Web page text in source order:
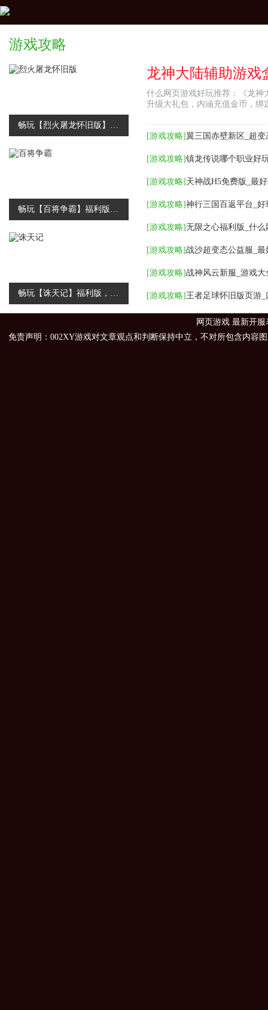
游戏攻略
畅玩【烈火屠龙怀旧版】福利版，免费福利送不停
畅玩【百将争霸】福利版，免费福利送不停
畅玩【诛天记】福利版，免费福利送不停
什么网页游戏好玩推荐：《龙神
升级大礼包，内涵充值金币，
[游戏攻略]翼三国赤壁新区_超
[游戏攻略]镇龙传说哪个职业好
[游戏攻略] 天神战H5免费版_最
[游戏攻略]神行三国百返平台_
[游戏攻略]
[游戏攻略]
[游戏攻略]战神风云新服_游戏
[游戏攻略]王者足球怀旧版页游
网页游戏 最新开服
免责声明：002XY游戏对文章观点和判断保持中立，不对所包含内容